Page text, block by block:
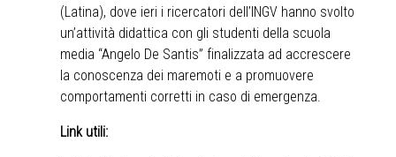
(Latina), dove ieri i ricercatori dell’INGV hanno svolto
un’attività didattica con gli studenti della scuola
media “Angelo De Santis” finalizzata ad accrescere
la conoscenza dei maremoti e a promuovere
comportamenti corretti in caso di emergenza.
Link utili: